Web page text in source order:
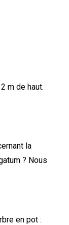
m de haut.
la
? Nous
en pot :